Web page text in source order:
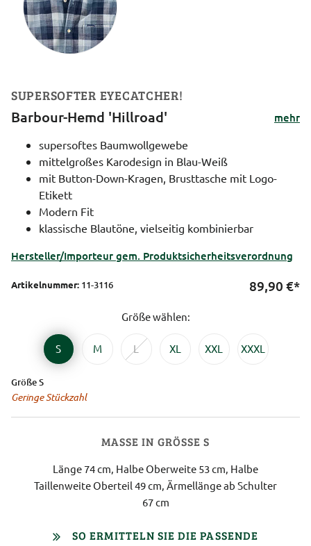
SUPERSOFTER EYECATCHER!
Barbour-Hemd 'Hillroad'
mehr
supersoftes Baumwollgewebe
mittelgroßes Karodesign in Blau-Weiß
mit Button-Down-Kragen, Brusttasche mit Logo-
Etikett
Modern Fit
klassische Blautöne, vielseitig kombinierbar
Hersteller/Importeur gem. Produktsicherheitsverordnung
Artikelnummer: 11-3116 89,90 €*
Größe wählen:
S M L XL XXL XXXL
Größe S
Geringe Stückzahl
MASSE IN GRÖSSE S
Länge 74 cm, Halbe Oberweite 53 cm, Halbe
Taillenweite Oberteil 49 cm, Ärmellänge ab Schulter
67 cm
SO ERMITTELN SIE DIE PASSENDE